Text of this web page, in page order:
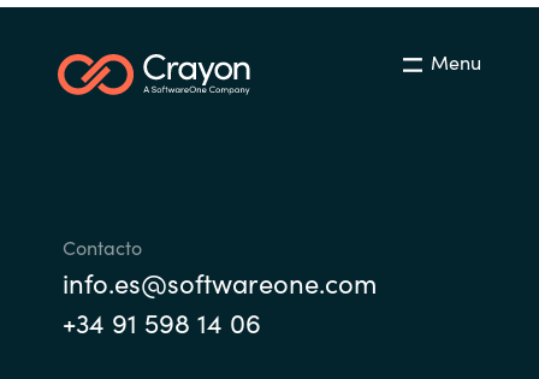
Menu
Contacto
info.es@softwareone.com
+34 91 598 14 06